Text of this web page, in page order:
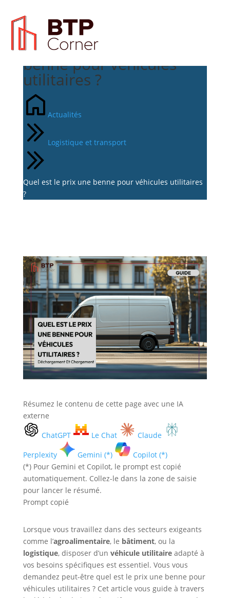
Quel est le prix une
benne pour véhicules
utilitaires ?
Actualités
Logistique et transport
Quel est le prix une benne pour véhicules utilitaires
?
Résumez le contenu de cette page avec une IA
externe
ChatGPT
Le Chat
Claude
Perplexity
Gemini (*)
Copilot (*)
(*) Pour Gemini et Copilot, le prompt est copié
automatiquement. Collez-le dans la zone de saisie
pour lancer le résumé.
Prompt copié
Lorsque vous travaillez dans des secteurs exigeants
comme l’agroalimentaire, le bâtiment, ou la
logistique, disposer d’un véhicule utilitaireadapté à
vos besoins spécifiques est essentiel. Vous vous
demandez peut-être quel est le prix une benne pour
véhicules utilitaires ? Cet article vous guide à travers